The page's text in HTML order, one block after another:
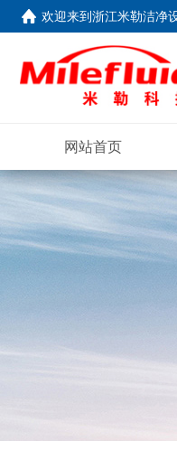
欢迎来到浙江米勒洁净
网站首页